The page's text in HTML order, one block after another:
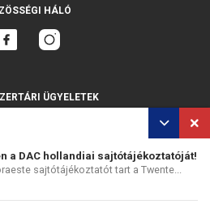
a DAC hollandiai sajtótájékoztatóját!
sajtótájékoztatót tart a Twente...
HÁLÓ
ÜGYELETEK